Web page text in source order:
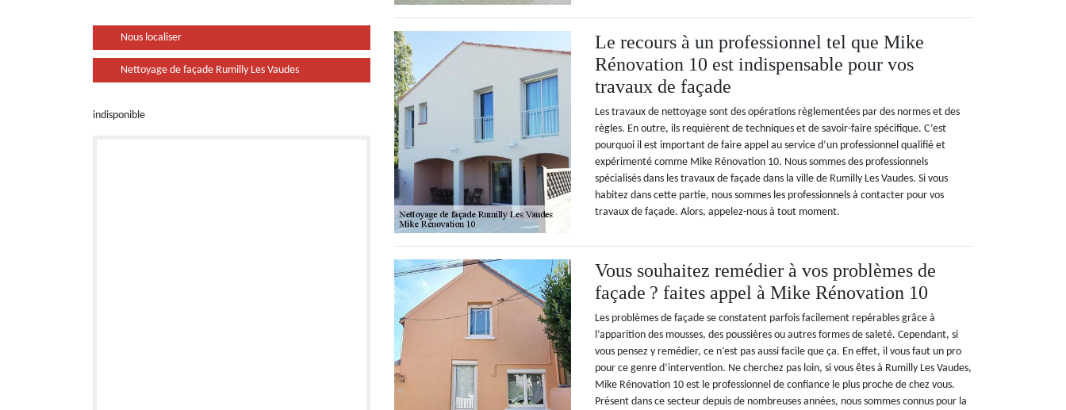
Nous localiser
Nettoyage de façade Rumilly Les Vaudes
indisponible
Le recours à un professionnel tel que Mike
Rénovation 10 est indispensable pour vos
travaux de façade
Les travaux de nettoyage sont des opérations règlementées par des normes et des
règles. En outre, ils requièrent de techniques et de savoir-faire spécifique. C’est
pourquoi il est important de faire appel au service d’un professionnel qualifié et
expérimenté comme Mike Rénovation 10. Nous sommes des professionnels
spécialisés dans les travaux de façade dans la ville de Rumilly Les Vaudes. Si vous
habitez dans cette partie, nous sommes les professionnels à contacter pour vos
travaux de façade. Alors, appelez-nous à tout moment.
Vous souhaitez remédier à vos problèmes de
façade ? faites appel à Mike Rénovation 10
Les problèmes de façade se constatent parfois facilement repérables grâce à
l’apparition des mousses, des poussières ou autres formes de saleté. Cependant, si
vous pensez y remédier, ce n’est pas aussi facile que ça. En effet, il vous faut un pro
pour ce genre d’intervention. Ne cherchez pas loin, si vous êtes à Rumilly Les Vaudes,
Mike Rénovation 10 est le professionnel de confiance le plus proche de chez vous.
Présent dans ce secteur depuis de nombreuses années, nous sommes connus pour la